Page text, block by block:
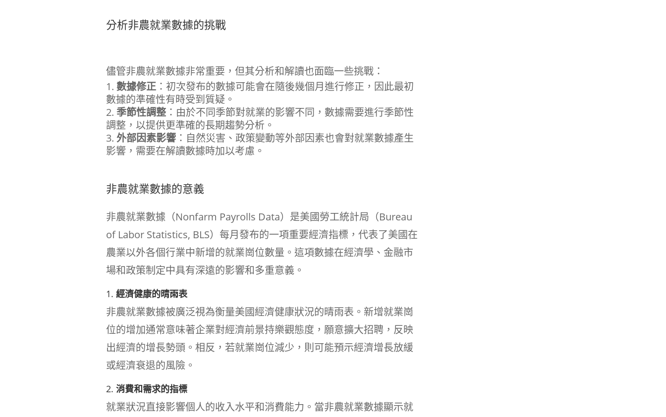
分析非農就業數據的挑戰
儘管非農就業數據非常重要，但其分析和解讀也面臨一些挑戰：
數據修正：初次發布的數據可能會在隨後幾個月進行修正，因此最初
數據的準確性有時受到質疑。
季節性調整：由於不同季節對就業的影響不同，數據需要進行季節性
調整，以提供更準確的長期趨勢分析。
外部因素影響：自然災害、政策變動等外部因素也會對就業數據產生
影響，需要在解讀數據時加以考慮。
非農就業數據的意義
非農就業數據（Nonfarm Payrolls Data）是美國勞工統計局（Bureau
of Labor Statistics, BLS）每月發布的一項重要經濟指標，代表了美國在
農業以外各個行業中新增的就業崗位數量。這項數據在經濟學、金融市
場和政策制定中具有深遠的影響和多重意義。
1. 經濟健康的晴雨表
非農就業數據被廣泛視為衡量美國經濟健康狀況的晴雨表。新增就業崗
位的增加通常意味著企業對經濟前景持樂觀態度，願意擴大招聘，反映
出經濟的增長勢頭。相反，若就業崗位減少，則可能預示經濟增長放緩
或經濟衰退的風險。
2. 消費和需求的指標
就業狀況直接影響個人的收入水平和消費能力。當非農就業數據顯示就